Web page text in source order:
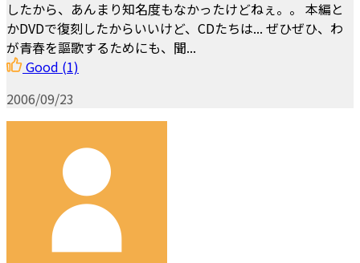
したから、あんまり知名度もなかったけどねぇ。。 本編と
かDVDで復刻したからいいけど、CDたちは... ぜひぜひ、わ
が青春を謳歌するためにも、聞...
Good (1)
2006/09/23